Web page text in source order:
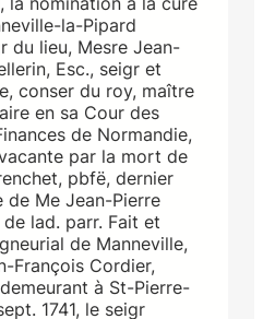
la-Pipard
du lieu, Mesre Jean-
Esc., seigr et
conser du roy, maître
en sa Cour des
de Normandie,
par la mort de
pbfë, dernier
de Me Jean-Pierre
lad. parr. Fait et
de Manneville,
François Cordier,
à St-Pierre-
1741, le seigr